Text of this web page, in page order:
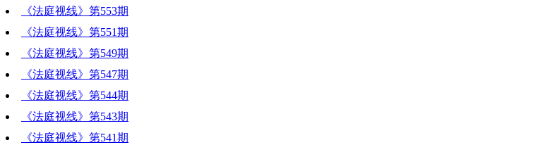
《法庭视线》第553期
《法庭视线》第551期
《法庭视线》第549期
《法庭视线》第547期
《法庭视线》第544期
《法庭视线》第543期
《法庭视线》第541期